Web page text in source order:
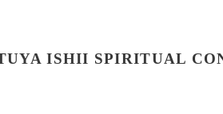
ISHII SPIRITUAL